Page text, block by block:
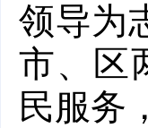
领导为
市、区
民服务